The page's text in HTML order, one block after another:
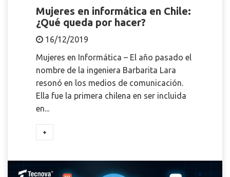
Mujeres en informática en Chile:
¿Qué queda por hacer?
16/12/2019
Mujeres en Informática – El año pasado el
nombre de la ingeniera Barbarita Lara
resonó en los medios de comunicación.
Ella fue la primera chilena en ser incluida
en...
+